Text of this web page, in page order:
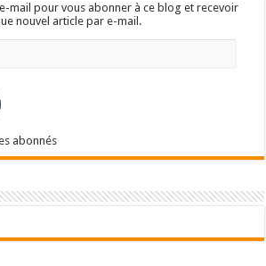
mail pour vous abonner à ce blog et recevoir
nouvel article par e-mail.
abonnés